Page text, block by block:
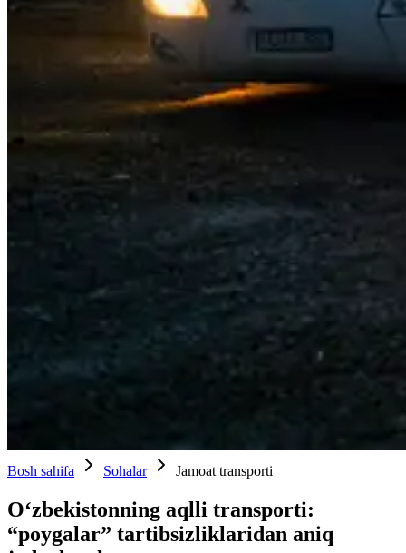
Bosh sahifa Sohalar Jamoat transporti
O‘zbekistonning aqlli transporti:
“poygalar” tartibsizliklaridan aniq